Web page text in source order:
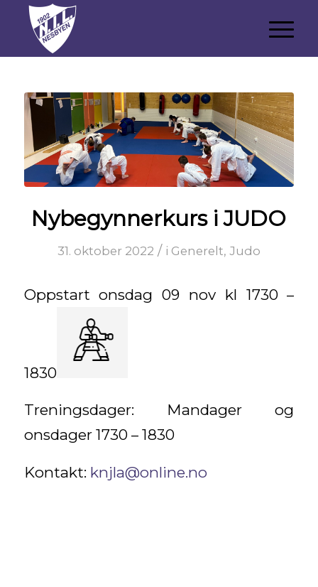
Nybegynnerkurs i JUDO
31. oktober 2022 / i Generelt, Judo
Oppstart onsdag 09 nov kl 1730 –
1830
Treningsdager: Mandager og
onsdager 1730 – 1830
Kontakt: knjla@online.no